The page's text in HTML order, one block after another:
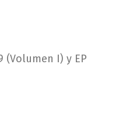
(Volumen I) y EP